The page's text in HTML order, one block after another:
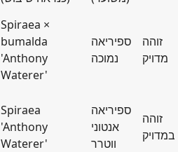
Spiraea ×
bumalda
'Anthony
Waterer'
ספיריאה
נמוכה
זוהה
מדויק
Spiraea
'Anthony
Waterer'
ספיריאה
אנטוני
ווטרר
זוהה
במדויק